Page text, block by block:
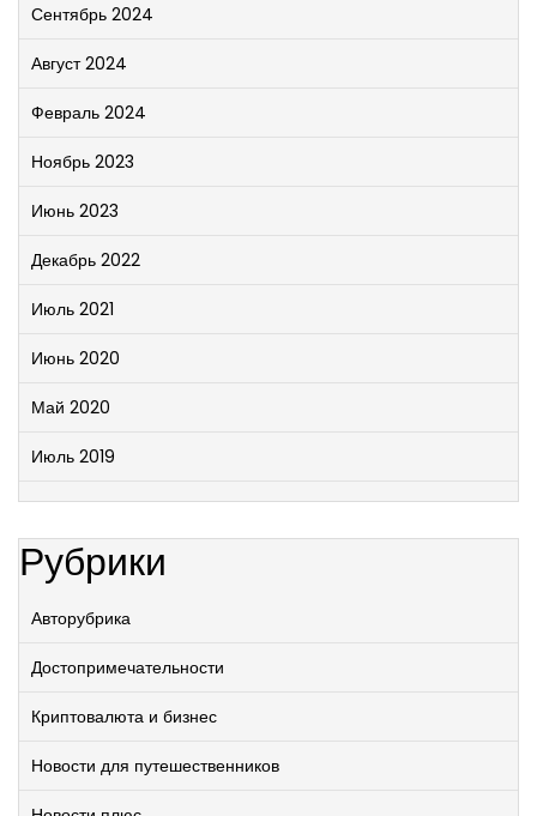
Сентябрь 2024
Август 2024
Февраль 2024
Ноябрь 2023
Июнь 2023
Декабрь 2022
Июль 2021
Июнь 2020
Май 2020
Июль 2019
Рубрики
Авторубрика
Достопримечательности
Криптовалюта и бизнес
Новости для путешественников